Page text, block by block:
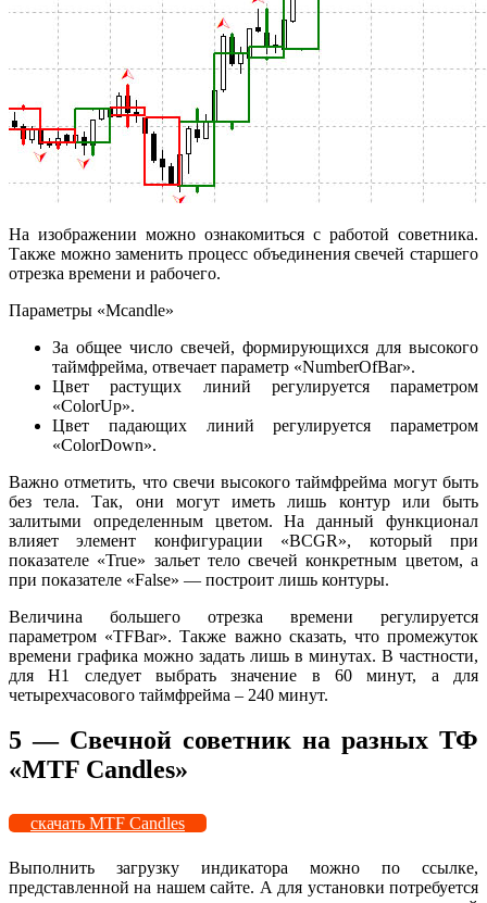
На изображении можно ознакомиться с работой советника.
Также можно заменить процесс объединения свечей старшего
отрезка времени и рабочего.
Параметры «Mcandle»
За общее число свечей, формирующихся для высокого
таймфрейма, отвечает параметр «NumberOfBar».
Цвет растущих линий регулируется параметром
«ColorUp».
Цвет падающих линий регулируется параметром
«ColorDown».
Важно отметить, что свечи высокого таймфрейма могут быть
без тела. Так, они могут иметь лишь контур или быть
залитыми определенным цветом. На данный функционал
влияет элемент конфигурации «BCGR», который при
показателе «True» зальет тело свечей конкретным цветом, а
при показателе «False» — построит лишь контуры.
Величина большего отрезка времени регулируется
параметром «TFBar». Также важно сказать, что промежуток
времени графика можно задать лишь в минутах. В частности,
для H1 следует выбрать значение в 60 минут, а для
четырехчасового таймфрейма – 240 минут.
5 — Свечной советник на разных ТФ
«MTF Candles»
скачать MTF Candles
Выполнить загрузку индикатора можно по ссылке,
представленной на нашем сайте. А для установки потребуется